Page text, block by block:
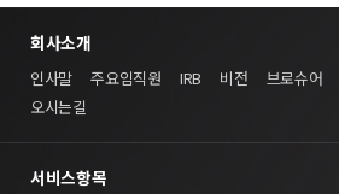
회사소개
인사말 주요임직원 IRB 비전 브로슈어
오시는길
서비스항목